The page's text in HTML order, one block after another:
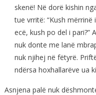
skenë! Në dorë kishin
tue vrritë: “Kush
ecë, kush po del i pari?”
nuk donte me lanë
nuk njihej në fëtyrë.
ndërsa hoxhallarëve ua
Asnjena palë nuk